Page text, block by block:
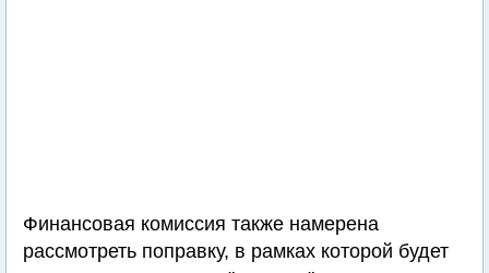
Финансовая комиссия также намерена
рассмотреть поправку, в рамках которой будет